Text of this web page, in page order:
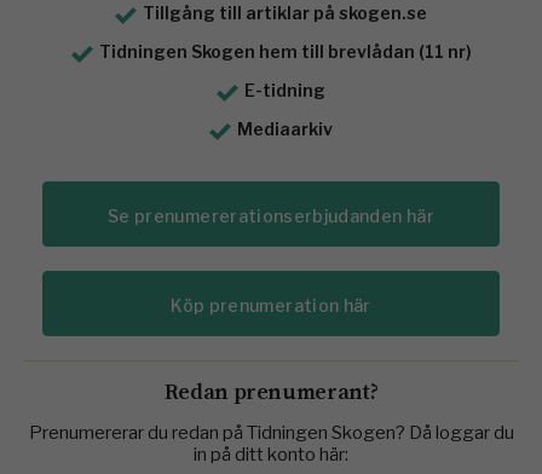
Tillgång till artiklar på skogen.se
Tidningen Skogen hem till brevlådan (11 nr)
E-tidning
Mediaarkiv
Se prenumererationserbjudanden här
Köp prenumeration här
Redan prenumerant?
Prenumererar du redan på Tidningen Skogen? Då loggar du
in på ditt konto här: